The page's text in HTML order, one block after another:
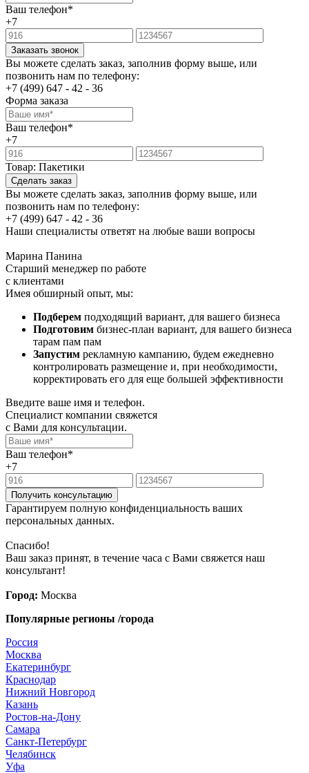
Ваш телефон*
+7
Заказать звонок
Вы можете сделать заказ, заполнив форму выше, или
позвонить нам по телефону:
+7 (499) 647 - 42 - 36
Форма заказа
Ваш телефон*
+7
Товар: Пакетики
Сделать заказ
Вы можете сделать заказ, заполнив форму выше, или
позвонить нам по телефону:
+7 (499) 647 - 42 - 36
Наши специалисты ответят на любые ваши вопросы
Марина Панина
Старший менеджер по работе
с клиентами
Имея обширный опыт, мы:
Подберем подходящий вариант, для вашего бизнеса
Подготовим бизнес-план вариант, для вашего бизнеса
тарам пам пам
Запустим рекламную кампанию, будем ежедневно
контролировать размещение и, при необходимости,
корректировать его для еще большей эффективности
Введите ваше имя и телефон.
Специалист компании свяжется
с Вами для консультации.
Ваш телефон*
+7
Получить консультацию
Гарантируем полную конфиденциальность ваших
персональных данных.
Спасибо!
Ваш заказ принят, в течение часа с Вами свяжется наш
консультант!
Город: Москва
Популярные регионы /города
Россия
Москва
Екатеринбург
Краснодар
Нижний Новгород
Казань
Ростов-на-Дону
Самара
Санкт-Петербург
Челябинск
Уфа